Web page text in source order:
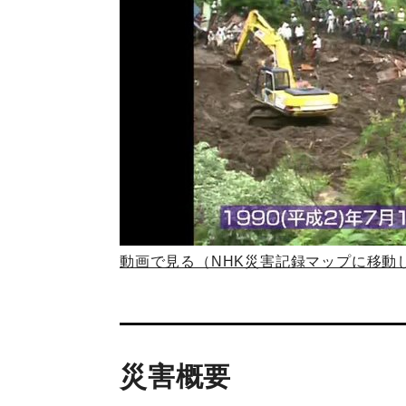
動画で見る（NHK災害記録マップに移動
災害概要